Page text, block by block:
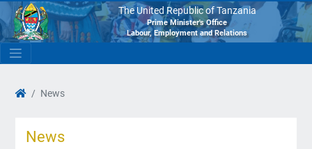
The United Republic of Tanzania
Prime Minister's Office
Labour, Employment and Relations
News
News